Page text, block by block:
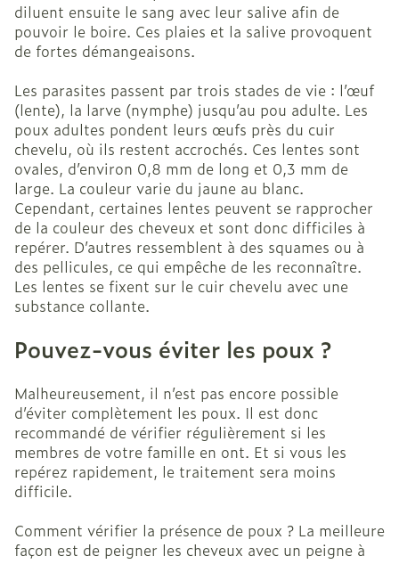
diluent ensuite le sang avec leur salive afin de
pouvoir le boire. Ces plaies et la salive provoquent
de fortes démangeaisons.
Les parasites passent par trois stades de vie : l’œuf
(lente), la larve (nymphe) jusqu’au pou adulte. Les
poux adultes pondent leurs œufs près du cuir
chevelu, où ils restent accrochés. Ces lentes sont
ovales, d’environ 0,8 mm de long et 0,3 mm de
large. La couleur varie du jaune au blanc.
Cependant, certaines lentes peuvent se rapprocher
de la couleur des cheveux et sont donc difficiles à
repérer. D’autres ressemblent à des squames ou à
des pellicules, ce qui empêche de les reconnaître.
Les lentes se fixent sur le cuir chevelu avec une
substance collante.
Pouvez-vous éviter les poux ?
Malheureusement, il n’est pas encore possible
d’éviter complètement les poux. Il est donc
recommandé de vérifier régulièrement si les
membres de votre famille en ont. Et si vous les
repérez rapidement, le traitement sera moins
difficile.
Comment vérifier la présence de poux ? La meilleure
façon est de peigner les cheveux avec un peigne à